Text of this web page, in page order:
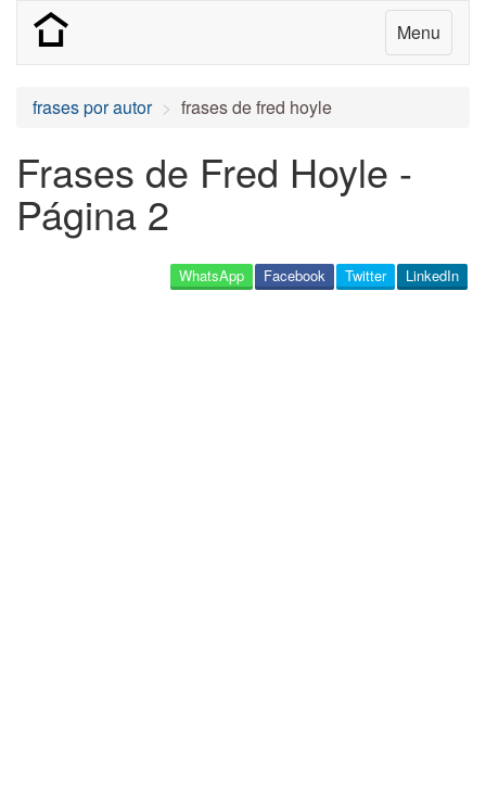
Menu
frases por autor frases de fred hoyle
Frases de Fred Hoyle -
Página 2
LinkedIn
Twitter
Facebook
WhatsApp